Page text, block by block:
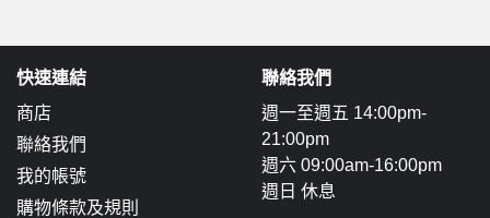
快速連結
商店
聯絡我們
我的帳號
購物條款及規則
聯絡我們
週一至週五 14:00pm-
21:00pm
週六 09:00am-16:00pm
週日 休息